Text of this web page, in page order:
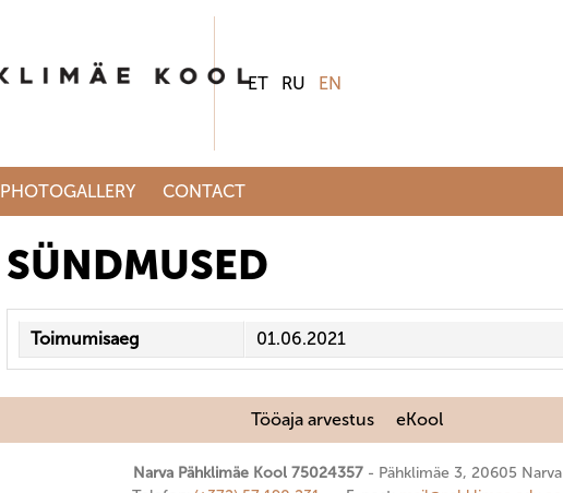
ET RU EN
PHOTOGALLERY CONTACT
SÜNDMUSED
Toimumisaeg 01.06.2021
Tööaja arvestus eKool
Narva Pähklimäe Kool 75024357
Pähklimäe 3, 20605 Narva